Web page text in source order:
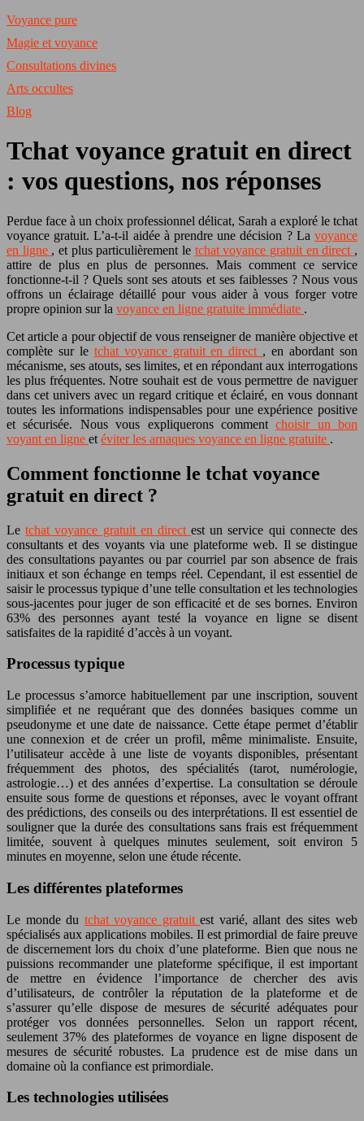
Voyance pure
Magie et voyance
Consultations divines
Arts occultes
Blog
Tchat voyance gratuit en direct
: vos questions, nos réponses
Perdue face à un choix professionnel délicat, Sarah a exploré le tchat
voyance gratuit. L’a-t-il aidée à prendre une décision ? La voyance
en ligne , et plus particulièrement le tchat voyance gratuit en direct ,
attire de plus en plus de personnes. Mais comment ce service
fonctionne-t-il ? Quels sont ses atouts et ses faiblesses ? Nous vous
offrons un éclairage détaillé pour vous aider à vous forger votre
propre opinion sur la voyance en ligne gratuite immédiate .
Cet article a pour objectif de vous renseigner de manière objective et
complète sur le tchat voyance gratuit en direct , en abordant son
mécanisme, ses atouts, ses limites, et en répondant aux interrogations
les plus fréquentes. Notre souhait est de vous permettre de naviguer
dans cet univers avec un regard critique et éclairé, en vous donnant
toutes les informations indispensables pour une expérience positive
et sécurisée. Nous vous expliquerons commentchoisir un bon
voyant en ligne et éviter les arnaques voyance en ligne gratuite .
Comment fonctionne le tchat voyance
gratuit en direct ?
Letchat voyance gratuit en directest un service qui connecte des
consultants et des voyants via une plateforme web. Il se distingue
des consultations payantes ou par courriel par son absence de frais
initiaux et son échange en temps réel. Cependant, il est essentiel de
saisir le processus typique d’une telle consultation et les technologies
sous-jacentes pour juger de son efficacité et de ses bornes. Environ
63% des personnes ayant testé la voyance en ligne se disent
satisfaites de la rapidité d’accès à un voyant.
Processus typique
Le processus s’amorce habituellement par une inscription, souvent
simplifiée et ne requérant que des données basiques comme un
pseudonyme et une date de naissance. Cette étape permet d’établir
une connexion et de créer un profil, même minimaliste. Ensuite,
l’utilisateur accède à une liste de voyants disponibles, présentant
fréquemment des photos, des spécialités (tarot, numérologie,
astrologie…) et des années d’expertise. La consultation se déroule
ensuite sous forme de questions et réponses, avec le voyant offrant
des prédictions, des conseils ou des interprétations. Il est essentiel de
souligner que la durée des consultations sans frais est fréquemment
limitée, souvent à quelques minutes seulement, soit environ 5
minutes en moyenne, selon une étude récente.
Les différentes plateformes
Le monde du tchat voyance gratuitest varié, allant des sites web
spécialisés aux applications mobiles. Il est primordial de faire preuve
de discernement lors du choix d’une plateforme. Bien que nous ne
puissions recommander une plateforme spécifique, il est important
de mettre en évidence l’importance de chercher des avis
d’utilisateurs, de contrôler la réputation de la plateforme et de
s’assurer qu’elle dispose de mesures de sécurité adéquates pour
protéger vos données personnelles. Selon un rapport récent,
seulement 37% des plateformes de voyance en ligne disposent de
mesures de sécurité robustes. La prudence est de mise dans un
domaine où la confiance est primordiale.
Les technologies utilisées